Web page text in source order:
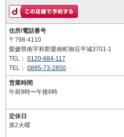
住所/電話番号
〒798-4110
愛媛県南宇和郡愛南町御荘平城3701-1
TEL： 0120-684-117
TEL： 0895-73-2850
営業時間
午前9時〜午後6時
定休日
第2火曜